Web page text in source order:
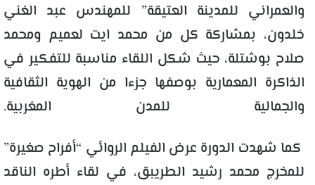
والعمراني للمدينة العتيقة” للمهندس عبد الغني
خلدون، بمشاركة كل من محمد ايت لعميم ومحمد
صلاح بوشتلة، حيث شكل اللقاء مناسبة للتفكير في
الذاكرة المعمارية بوصفها جزءا من الهوية الثقافية
والجمالية للمدن المغربية.
كما شهدت الدورة عرض الفيلم الروائي “أفراح صغيرة”
للمخرج محمد رشيد الطريبق، في لقاء أطره الناقد